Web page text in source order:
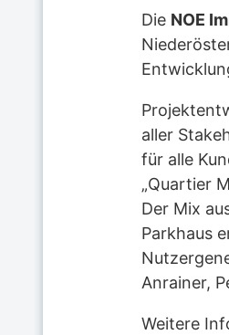
Die NOE
aller
für alle
„Quartier
Der Mix
Parkhaus
Anrainer,
Weitere